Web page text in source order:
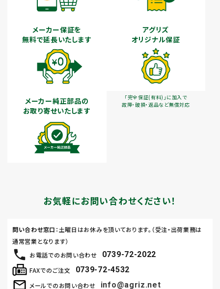
メーカー保証を
無料で延長いたします
アグリズ
オリジナル保証
「完全保証(有料)」に加入で
故障・破損・返品など無償対応
メーカー純正部品の
お取り寄せいたします
お気軽にお問い合わせください！
お電話でのお問い合わせ 0739-72-2022
メールでのお問い合わせ
info@agriz.net
FAXでのご注文 0739-72-4532
問い合わせ窓口 ：土曜日はお休みを頂いております。（受注・出荷業務は
通常営業となります）